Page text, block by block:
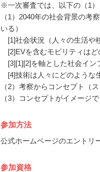
※一次審査では、以下の（1
（1）2040年の社会背景の考
いる）
[1]社会状況（人々の生活や
[2]EVを含むモビリティはど
[3][1][2]を軸とした社会イン
[4]技術は人々にどのような
（2）考察からコンセプト（
（3）コンセプトがイメージ
参加方法
公式ホームページのエントリ
参加資格